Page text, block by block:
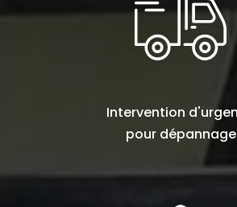
Intervention
pour dépannage